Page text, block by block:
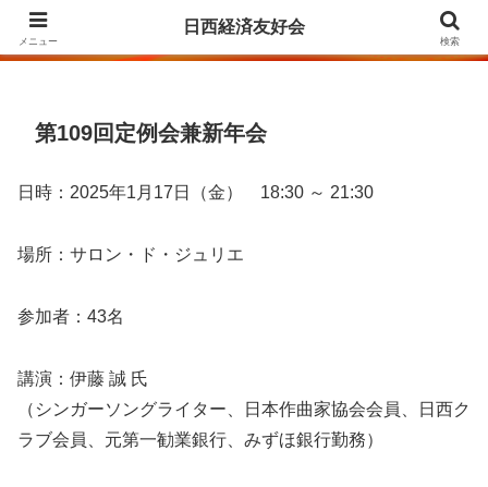
Agrupación para la Amistad y el Fomento de las Relaciones Económicas
第109回定例会兼新年会
日時：2025年1月17日（金） 18:30 ～ 21:30
場所：サロン・ド・ジュリエ
参加者：43名
講演：伊藤 誠 氏
（シンガーソングライター、日本作曲家協会会員、日西ク
ラブ会員、元第一勧業銀行、みずほ銀行勤務）
メニュー
日西経済友好会
検索